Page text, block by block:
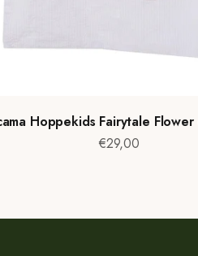
Hoppekids Fairytale
Preço de venda
€29,00